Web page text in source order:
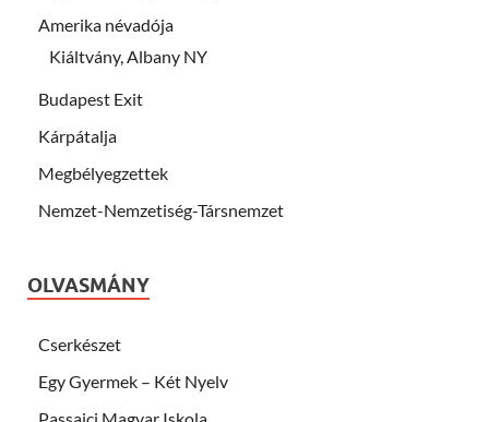
Amerika névadója
Kiáltvány, Albany NY
Budapest Exit
Kárpátalja
Megbélyegzettek
Nemzet-Nemzetiség-Társnemzet
OLVASMÁNY
Cserkészet
Egy Gyermek – Két Nyelv